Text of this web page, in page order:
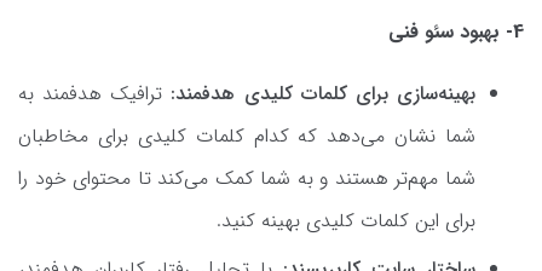
4- بهبود سئو فنی
بهینه‌سازی برای کلمات کلیدی هدفمند: ترافیک هدفمند به
شما نشان می‌دهد که کدام کلمات کلیدی برای مخاطبان
شما مهم‌تر هستند و به شما کمک می‌کند تا محتوای خود را
برای این کلمات کلیدی بهینه کنید.